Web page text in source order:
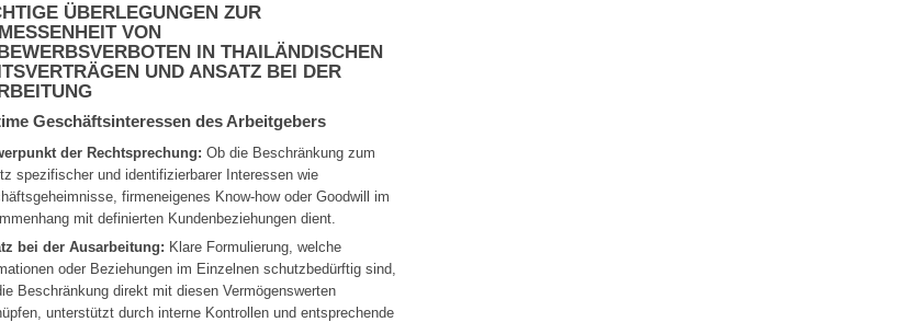
ÜBERLEGUNGEN ZUR
VON
IN THAILÄNDISCHEN
UND ANSATZ BEI DER
Geschäftsinteressen des Arbeitgebers
der Rechtsprechung: Ob die Beschränkung zum
spezifischer und identifizierbarer Interessen wie
firmeneigenes Know-how oder Goodwill im
mit definierten Kundenbeziehungen dient.
bei der Ausarbeitung: Klare Formulierung, welche
oder Beziehungen im Einzelnen schutzbedürftig sind,
Beschränkung direkt mit diesen Vermögenswerten
unterstützt durch interne Kontrollen und entsprechende